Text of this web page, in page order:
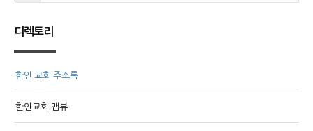
디렉토리
한인 교회 주소록
한인교회 맵뷰